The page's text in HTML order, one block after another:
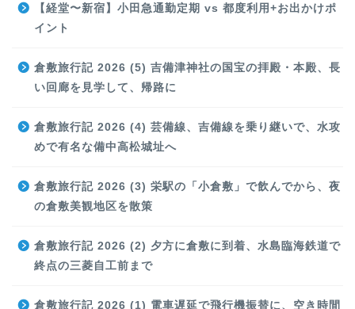
【経堂〜新宿】小田急通勤定期 vs 都度利用+お出かけポ
イント
倉敷旅行記 2026 (5) 吉備津神社の国宝の拝殿・本殿、長
い回廊を見学して、帰路に
倉敷旅行記 2026 (4) 芸備線、吉備線を乗り継いで、水攻
めで有名な備中高松城址へ
倉敷旅行記 2026 (3) 栄駅の「小倉敷」で飲んでから、夜
の倉敷美観地区を散策
倉敷旅行記 2026 (2) 夕方に倉敷に到着、水島臨海鉄道で
終点の三菱自工前まで
倉敷旅行記 2026 (1) 電車遅延で飛行機振替に、空き時間